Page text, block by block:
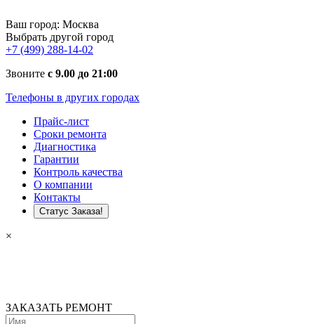
Ваш город: Москва
Выбрать другой город
+7 (499) 288-14-02
Звоните с 9.00 до 21:00
Телефоны в других городах
Прайс-лист
Сроки ремонта
Диагностика
Гарантии
Контроль качества
О компании
Контакты
Статус Заказа!
×
ЗАКАЗАТЬ РЕМОНТ